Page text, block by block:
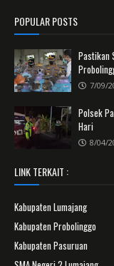
POPULAR POSTS
Pastikan
7/09/
Polsek
Hari
8/04/
LINK TERKAIT :
Kabupaten Lumajang
Kabupaten Probolinggo
Kabupaten Pasuruan